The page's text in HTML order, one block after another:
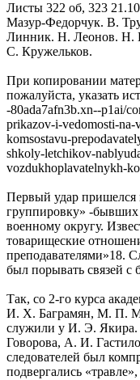
Листы 322 об, 323
Мазур-Федорчук. В.
Линник. Н. Леонов. Н.
С. Кружельков.
При копировании
пожалуйста, указать
-80ada7afn3b.xn--p1ai/
prikazov-i-vedomosti-na-
komsostavu-
shkoly-letchikov-
vozdukhoplavatelnykh-
Первый удар пришелся
группировку» -
военному округу.
товарищеские
преподавателями»18.
был порывать связей
Так, со 2-го курса
И. Х. Баграмян, М. П.
служили у И. Э. Якира.
Говорова, А. И.
следователей был
подвергались